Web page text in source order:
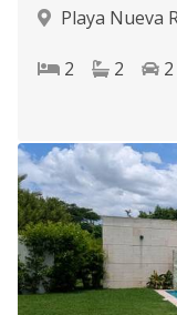
Playa Nueva
2 2 2